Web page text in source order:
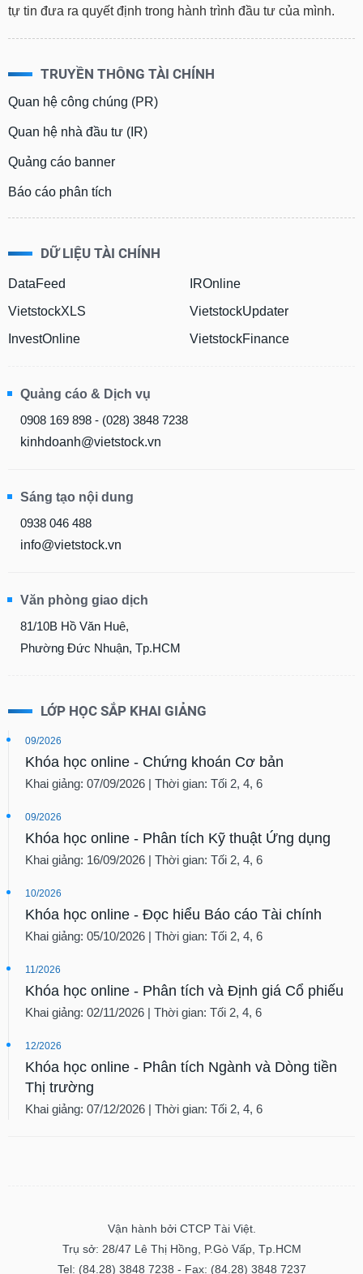
tự tin đưa ra quyết định trong hành trình đầu tư của mình.
TRUYỀN THÔNG TÀI CHÍNH
Quan hệ công chúng (PR)
Quan hệ nhà đầu tư (IR)
Quảng cáo banner
Báo cáo phân tích
DỮ LIỆU TÀI CHÍNH
DataFeed
VietstockXLS
InvestOnline
IROnline
VietstockUpdater
VietstockFinance
Quảng cáo & Dịch vụ
0908 169 898 - (028) 3848 7238
kinhdoanh@vietstock.vn
Sáng tạo nội dung
0938 046 488
info@vietstock.vn
Văn phòng giao dịch
81/10B Hồ Văn Huê,
Phường Đức Nhuận, Tp.HCM
LỚP HỌC SẮP KHAI GIẢNG
09/2026
Khóa học online - Chứng khoán Cơ bản
Khai giảng: 07/09/2026 | Thời gian: Tối 2, 4, 6
09/2026
Khóa học online - Phân tích Kỹ thuật Ứng dụng
Khai giảng: 16/09/2026 | Thời gian: Tối 2, 4, 6
10/2026
Khóa học online - Đọc hiểu Báo cáo Tài chính
Khai giảng: 05/10/2026 | Thời gian: Tối 2, 4, 6
11/2026
Khóa học online - Phân tích và Định giá Cổ phiếu
Khai giảng: 02/11/2026 | Thời gian: Tối 2, 4, 6
12/2026
Khóa học online - Phân tích Ngành và Dòng tiền
Thị trường
Khai giảng: 07/12/2026 | Thời gian: Tối 2, 4, 6
Vận hành bởi CTCP Tài Việt.
Trụ sở: 28/47 Lê Thị Hồng, P.Gò Vấp, Tp.HCM
Tel: (84.28) 3848 7238 - Fax: (84.28) 3848 7237